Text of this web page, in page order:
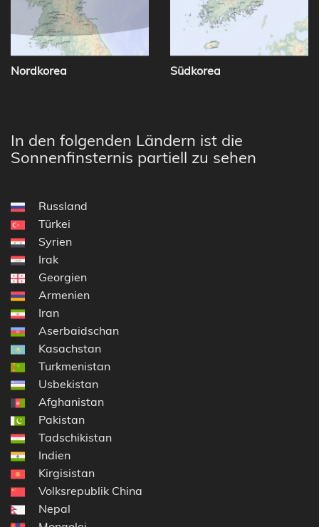
Nordkorea Südkorea
In den folgenden Ländern ist die
Sonnenfinsternis partiell zu sehen
Russland
Türkei
Syrien
Irak
Georgien
Armenien
Iran
Aserbaidschan
Kasachstan
Turkmenistan
Usbekistan
Afghanistan
Pakistan
Tadschikistan
Indien
Kirgisistan
Volksrepublik China
Nepal